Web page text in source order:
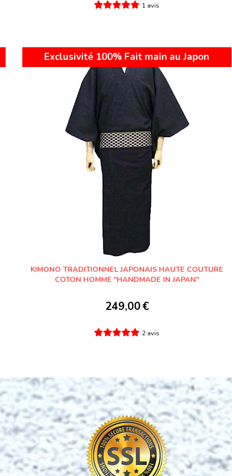
1 avis
Exclusivité 100% Fait main au Japon
KIMONO TRADITIONNEL JAPONAIS HAUTE COUTURE
COTON HOMME "HANDMADE IN JAPAN"
249,00€
2 avis